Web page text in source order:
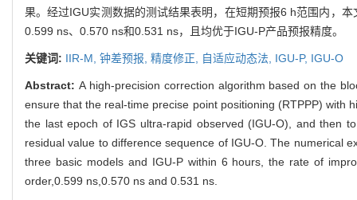
果。经过IGU实测数据的测试结果表明，在短期预报6 h范围内，
0.599 ns、0.570 ns和0.531 ns，且均优于IGU-P产品预报精度。
关键词: IIR-M, 钟差预报, 精度修正, 自适应动态法, IGU-P, IGU-O
Abstract: A high-precision correction algorithm based on the
ensure that the real-time precise point positioning (RTPPP) with
the last epoch of IGS ultra-rapid observed (IGU-O), and then
residual value to difference sequence of IGU-O. The numerical
three basic models and IGU-P within 6 hours, the rate of
order,0.599 ns,0.570 ns and 0.531 ns.